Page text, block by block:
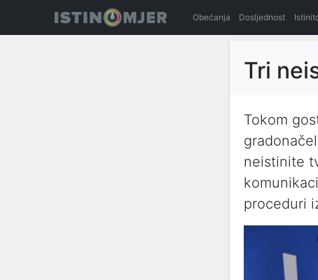
Obećanja Dosljednost
Tri
Tokom
neistinite
proceduri